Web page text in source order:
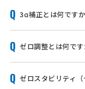
3α補正とは何ですか
ゼロ調整とは何で
ゼロスタビリティ